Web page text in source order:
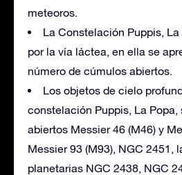
meteoros.
La Constelación Puppis,
por la vía láctea, en ella se
número de cúmulos abiertos.
Los objetos de cielo
constelación Puppis, La
abiertos Messier 46 (M46) y
Messier 93 (M93), NGC 2451,
planetarias NGC 2438, NGC